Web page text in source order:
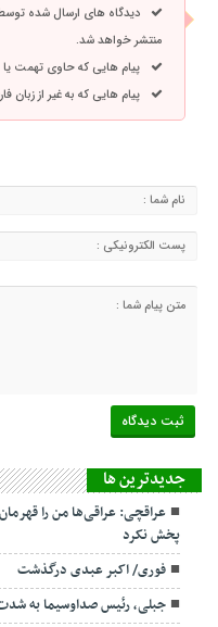
دیدگاه های ارسال شده
منتشر خواهد شد.
پیام هایی که حاوی تهمت یا
پیام هایی که به غیر از زبان
جديدترين ها
عراقچی: عراقی‌ها من را
پخش نکرد
فوری/ اکبر عبدی درگذشت
جبلی، رئیس صداوسیما به